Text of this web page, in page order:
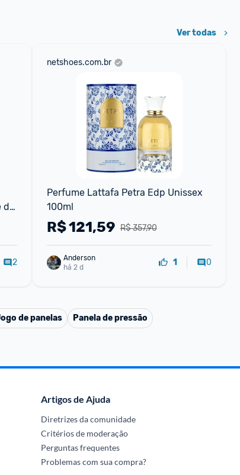
Ver todas
da
2
netshoes.com.br
Perfume Lattafa Petra Edp Unissex
100ml
R$ 357,90
R$121,59
Anderson
há 2 d
1 0
de panelas Panela de pressão
Artigos de Ajuda
Diretrizes da comunidade
Critérios de moderação
Perguntas frequentes
Problemas com sua compra?